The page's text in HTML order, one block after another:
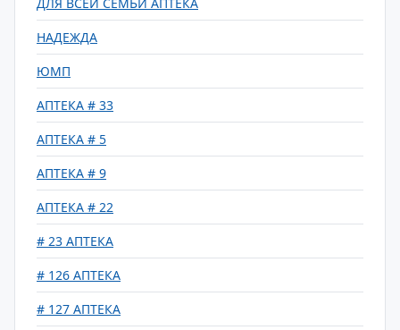
НАДЕЖДА
ЮМП
АПТЕКА # 33
АПТЕКА # 5
АПТЕКА # 9
АПТЕКА # 22
# 23 АПТЕКА
# 126 АПТЕКА
# 127 АПТЕКА